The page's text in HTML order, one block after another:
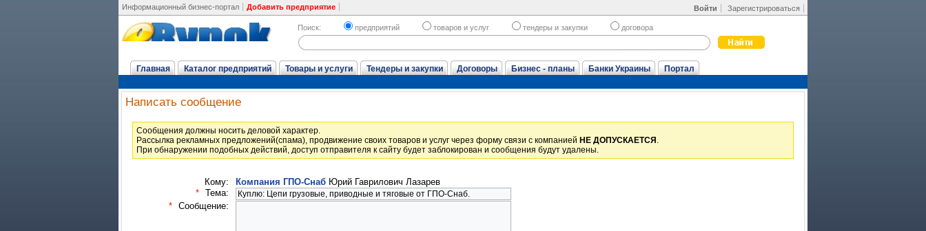
Войти Зарегистрироваться
Информационный бизнес-портал Добавить предприятие
Поиск: предприятий товаров и услуг тендеры и закупки договора
Главная Каталог предприятий Товары и услуги Тендеры и закупки Договоры Бизнес - планы Банки Украины Портал
Написать сообщение
Cообщения должны носить деловой характер.
Рассылка рекламных предложений(спама), продвижение своих товаров и услуг через форму связи с компанией НЕ ДОПУСКАЕТСЯ .
При обнаружении подобных действий, доступ отправителя к сайту будет заблокирован и сообщения будут удалены.
Кому: Компания ГПО-Снаб Юрий Гаврилович Лазарев
* Тема:
* Сообщение: